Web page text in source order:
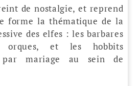
de nostalgie, et reprend
forme la thématique de la
des elfes : les barbares
orques, et les hobbits
par mariage au sein de